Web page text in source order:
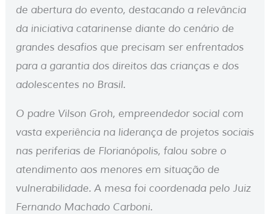
de abertura do evento, destacando a relevância
da iniciativa catarinense diante do cenário de
grandes desafios que precisam ser enfrentados
para a garantia dos direitos das crianças e dos
adolescentes no Brasil.
O padre Vilson Groh, empreendedor social com
vasta experiência na liderança de projetos sociais
nas periferias de Florianópolis, falou sobre o
atendimento aos menores em situação de
vulnerabilidade. A mesa foi coordenada pelo Juiz
Fernando Machado Carboni.